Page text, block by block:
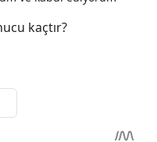
kaçtır?